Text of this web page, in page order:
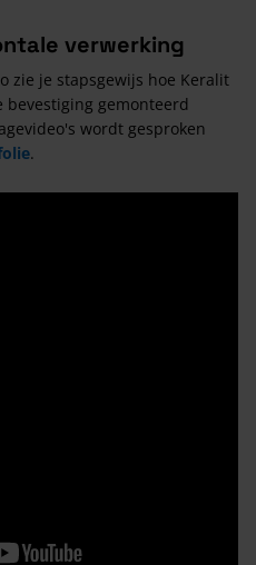
verwerking
zie je stapsgewijs hoe Keralit
bevestiging gemonteerd
wordt gesproken
.